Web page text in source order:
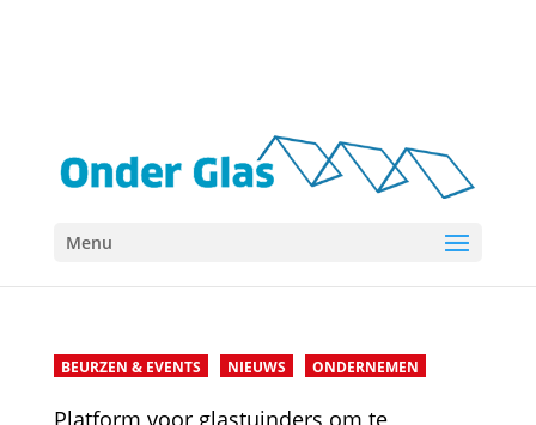
Menu
BEURZEN & EVENTS NIEUWS ONDERNEMEN
Platform voor glastuinders om te